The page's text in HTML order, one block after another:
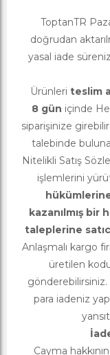
ToptanTR
doğrudan
yasal iade
Ürünleri teslim
8 gün içinde
siparişinize
talebinde
Nitelikli Satış
işlemlerini
kazanılmış bir
taleplerine
Anlaşmalı kargo
üretilen
gönderebilirsiniz.
para iadeniz
Cayma